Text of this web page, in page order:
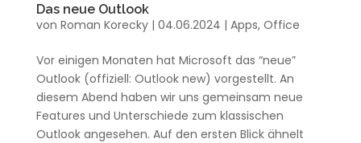
Das neue Outlook
von Roman Korecky| 04.06.2024 | Apps, Office
Vor einigen Monaten hat Microsoft das “neue”
Outlook (offiziell: Outlook new) vorgestellt. An
diesem Abend haben wir uns gemeinsam neue
Features und Unterschiede zum klassischen
Outlook angesehen. Auf den ersten Blick ähnelt